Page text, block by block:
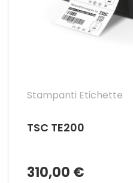
Stampanti Etichette
TSC TE200
310,00 €